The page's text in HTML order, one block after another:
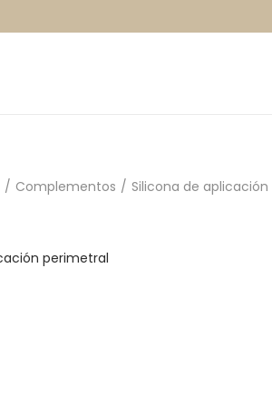
/ Complementos / Silicona de